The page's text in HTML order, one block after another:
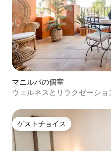
マニルバの個室
ウェルネスとリラクゼーシ
ゲストチョイス
ゲストチョイス